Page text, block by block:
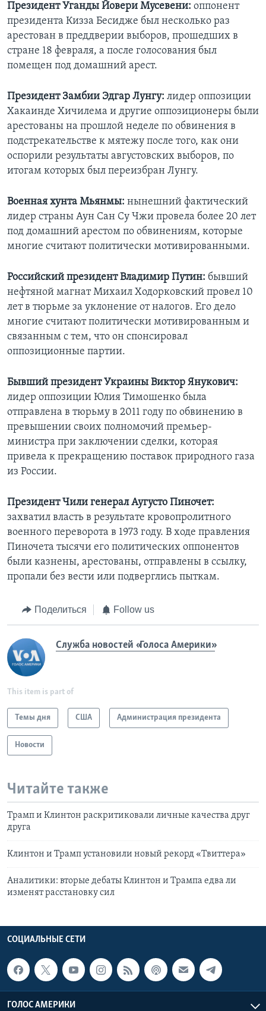
Президент Уганды Йовери Мусевени: оппонент
президента Кизза Бесидже был несколько раз
арестован в преддверии выборов, прошедших в
стране 18 февраля, а после голосования был
помещен под домашний арест.
Президент Замбии Эдгар Лунгу: лидер оппозиции
Хакаинде Хичилема и другие оппозиционеры были
арестованы на прошлой неделе по обвинения в
подстрекательстве к мятежу после того, как они
оспорили результаты августовских выборов, по
итогам которых был переизбран Лунгу.
Военная хунта Мьянмы: нынешний фактический
лидер страны Аун Сан Су Чжи провела более 20 лет
под домашний арестом по обвинениям, которые
многие считают политически мотивированными.
Российский президент Владимир Путин: бывший
нефтяной магнат Михаил Ходорковский провел 10
лет в тюрьме за уклонение от налогов. Его дело
многие считают политически мотивированным и
связанным с тем, что он спонсировал
оппозиционные партии.
Бывший президент Украины Виктор Янукович:
лидер оппозиции Юлия Тимошенко была
отправлена в тюрьму в 2011 году по обвинению в
превышении своих полномочий премьер-
министра при заключении сделки, которая
привела к прекращению поставок природного газа
из России.
Президент Чили генерал Аугусто Пиночет:
захватил власть в результате кровопролитного
военного переворота в 1973 году. В ходе правления
Пиночета тысячи его политических оппонентов
были казнены, арестованы, отправлены в ссылку,
пропали без вести или подверглись пыткам.
Поделиться Follow us
Служба новостей «Голоса Америки»
This item is part of
Темы дня США Администрация президента
Новости
Читайте также
Трамп и Клинтон раскритиковали личные качества друг
друга
Клинтон и Трамп установили новый рекорд «Твиттера»
Аналитики: вторые дебаты Клинтон и Трампа едва ли
изменят расстановку сил
СОЦИАЛЬНЫЕ СЕТИ
ГОЛОС АМЕРИКИ